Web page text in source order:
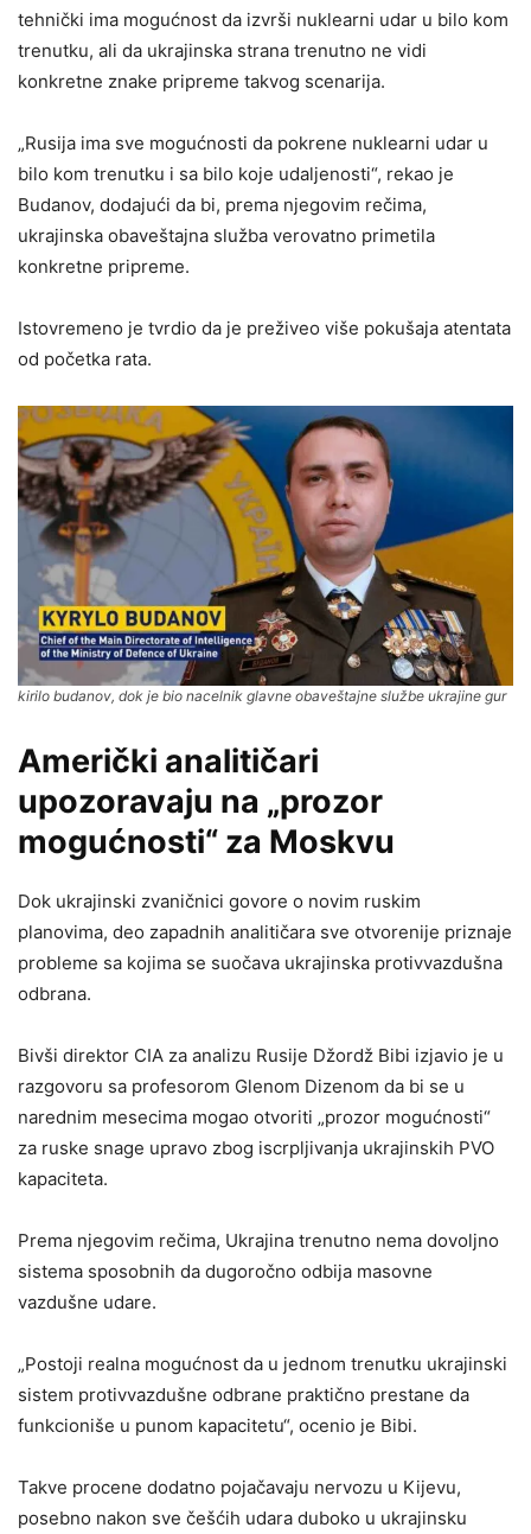
tehnički ima mogućnost da izvrši nuklearni udar u bilo kom
trenutku, ali da ukrajinska strana trenutno ne vidi
konkretne znake pripreme takvog scenarija.
„Rusija ima sve mogućnosti da pokrene nuklearni udar u
bilo kom trenutku i sa bilo koje udaljenosti“, rekao je
Budanov, dodajući da bi, prema njegovim rečima,
ukrajinska obaveštajna služba verovatno primetila
konkretne pripreme.
Istovremeno je tvrdio da je preživeo više pokušaja atentata
od početka rata.
kirilo budanov, dok je bio nacelnik glavne obaveštajne službe ukrajine gur
Američki analitičari
upozoravaju na „prozor
mogućnosti“ za Moskvu
Dok ukrajinski zvaničnici govore o novim ruskim
planovima, deo zapadnih analitičara sve otvorenije priznaje
probleme sa kojima se suočava ukrajinska protivvazdušna
odbrana.
Bivši direktor CIA za analizu Rusije Džordž Bibi izjavio je u
razgovoru sa profesorom Glenom Dizenom da bi se u
narednim mesecima mogao otvoriti „prozor mogućnosti“
za ruske snage upravo zbog iscrpljivanja ukrajinskih PVO
kapaciteta.
Prema njegovim rečima, Ukrajina trenutno nema dovoljno
sistema sposobnih da dugoročno odbija masovne
vazdušne udare.
„Postoji realna mogućnost da u jednom trenutku ukrajinski
sistem protivvazdušne odbrane praktično prestane da
funkcioniše u punom kapacitetu“, ocenio je Bibi.
Takve procene dodatno pojačavaju nervozu u Kijevu,
posebno nakon sve češćih udara duboko u ukrajinsku